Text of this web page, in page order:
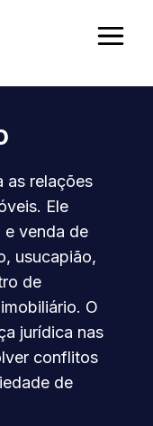
as relações
Ele
e venda de
usucapião,
de
O
jurídica nas
conflitos
de